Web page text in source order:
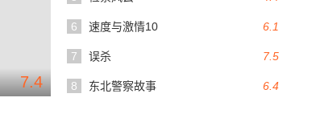
6.1
6 速度与激情10
7.5
7 误杀
6.4
8 东北警察故事
7.4